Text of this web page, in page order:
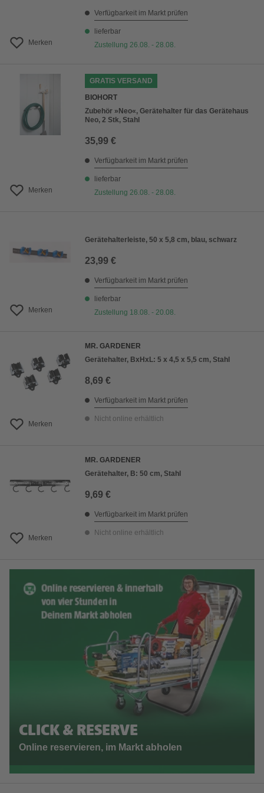
Merken
Verfügbarkeit im Markt prüfen
lieferbar
Zustellung 26.08. - 28.08.
Merken
GRATIS VERSAND
BIOHORT
Zubehör »Neo«, Gerätehalter für das Gerätehaus
Neo, 2 Stk, Stahl
35,99 €
Verfügbarkeit im Markt prüfen
lieferbar
Zustellung 26.08. - 28.08.
Merken
Gerätehalterleiste, 50 x 5,8 cm, blau, schwarz
23,99 €
Verfügbarkeit im Markt prüfen
lieferbar
Zustellung 18.08. - 20.08.
Merken
MR. GARDENER
Gerätehalter, BxHxL: 5 x 4,5 x 5,5 cm, Stahl
8,69 €
Verfügbarkeit im Markt prüfen
Nicht online erhältlich
Merken
MR. GARDENER
Gerätehalter, B: 50 cm, Stahl
9,69 €
Verfügbarkeit im Markt prüfen
Nicht online erhältlich
CLICK & RESERVE
Online reservieren, im Markt abholen